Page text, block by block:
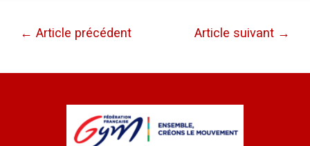
← Article précédent Article suivant →